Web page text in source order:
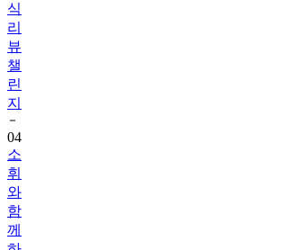
식
리
뷰
챌
린
지
04
소
휘
와
함
께